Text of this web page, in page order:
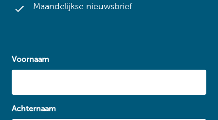
Maandelijkse nieuwsbrief
Voornaam
Achternaam